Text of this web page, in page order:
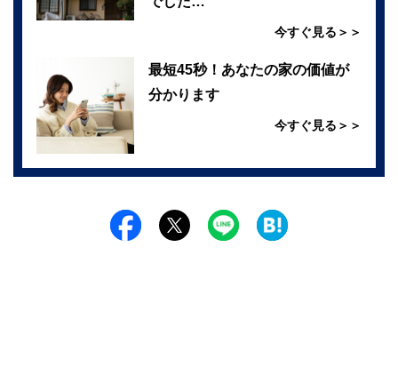
今すぐ見る＞＞
最短45秒！あなたの家の価値が
分かります
今すぐ見る＞＞